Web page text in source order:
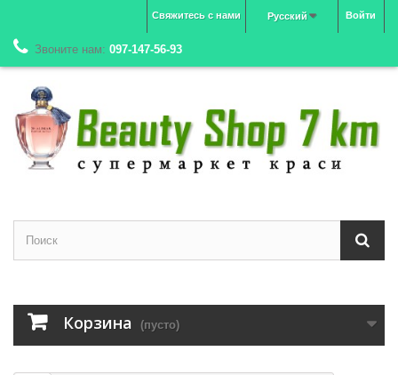
Войти
Русский
Свяжитесь с нами
Звоните нам: 097-147-56-93
Корзина (пусто)